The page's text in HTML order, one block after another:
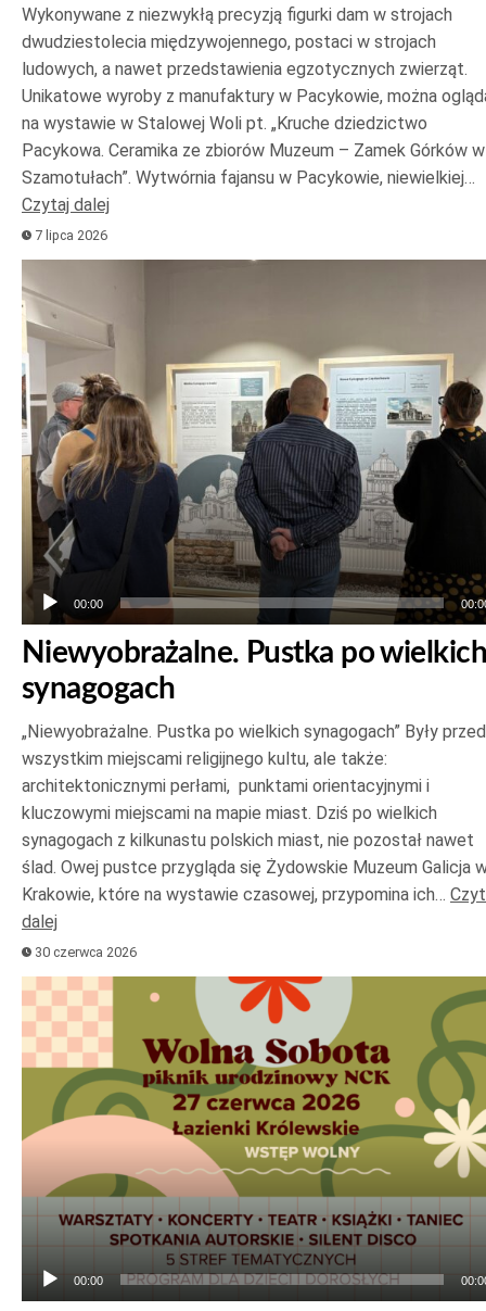
Wykonywane z niezwykłą precyzją figurki dam w strojach
dwudziestolecia międzywojennego, postaci w strojach
ludowych, a nawet przedstawienia egzotycznych zwierząt.
Unikatowe wyroby z manufaktury w Pacykowie, można
na wystawie w Stalowej Woli pt. „Kruche dziedzictwo
Pacykowa. Ceramika ze zbiorów Muzeum – Zamek Górków w
Szamotułach”. Wytwórnia fajansu w Pacykowie, niewielkiej…
Czytaj dalej
7 lipca 2026
Odtwarzacz
plików
dźwiękowych
00:00
Niewyobrażalne. Pustka po wielkich
synagogach
„Niewyobrażalne. Pustka po wielkich synagogach” Były
wszystkim miejscami religijnego kultu, ale także:
architektonicznymi perłami, punktami orientacyjnymi i
kluczowymi miejscami na mapie miast. Dziś po wielkich
synagogach z kilkunastu polskich miast, nie pozostał nawet
ślad. Owej pustce przygląda się Żydowskie Muzeum Galicja
Krakowie, które na wystawie czasowej, przypomina ich…
dalej
30 czerwca 2026
Odtwarzacz
plików
dźwiękowych
00:00